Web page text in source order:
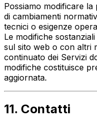
Possiamo modificare
di cambiamenti
tecnici o esigenze
Le modifiche
sul sito web o con altri
continuato dei Servizi
modifiche costituisce
aggiornata.
11. Contatti